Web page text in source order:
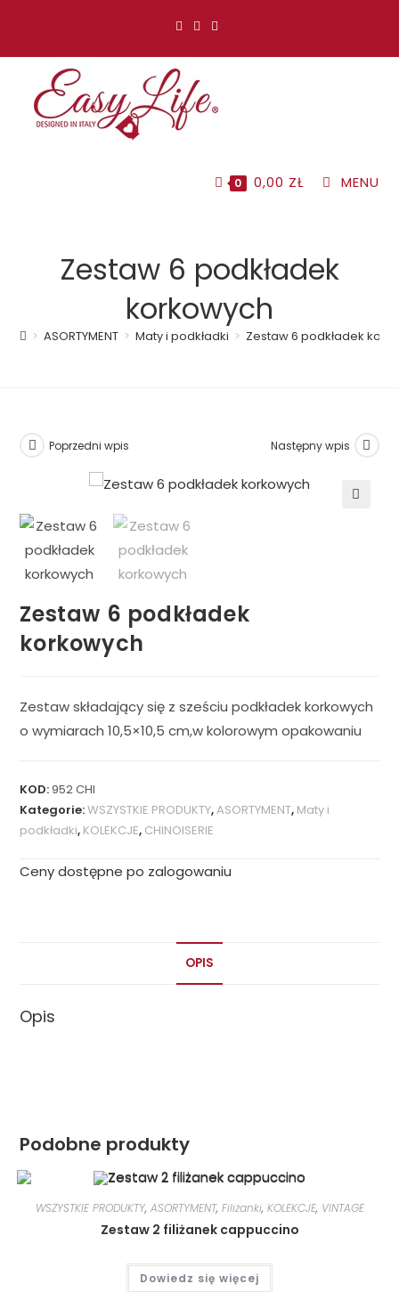
0 0,00 ZŁ MENU
Zestaw 6 podkładek
korkowych
> ASORTYMENT > Maty i podkładki > Zestaw 6 podkładek
Poprzedni wpis Następny wpis
Zestaw 6 podkładek
korkowych
Zestaw składający się z sześciu podkładek korkowych
o wymiarach 10,5×10,5 cm,w kolorowym opakowaniu
KOD:952 CHI
Kategorie:WSZYSTKIE PRODUKTY,ASORTYMENT, Maty i
podkładki, KOLEKCJE, CHINOISERIE
Ceny dostępne po zalogowaniu
OPIS
Opis
Podobne produkty
WSZYSTKIE PRODUKTY, ASORTYMENT, Filiżanki, KOLEKCJE, VINTAGE
Zestaw 2 filiżanek cappuccino
Dowiedz się więcej